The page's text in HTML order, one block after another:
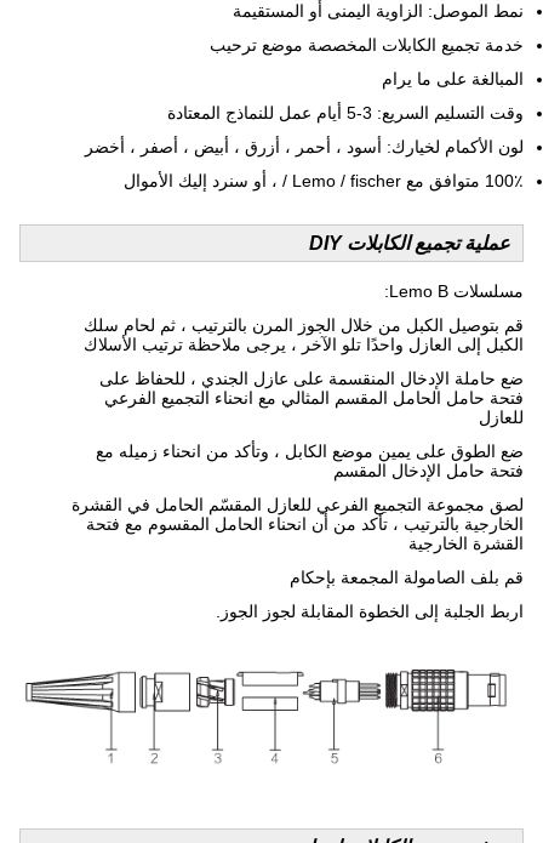
نمط الموصل: الزاوية اليمنى أو المستقيمة
خدمة تجميع الكابلات المخصصة موضع ترحيب
المبالغة على ما يرام
وقت التسليم السريع: 3-5 أيام عمل للنماذج المعتادة
لون الأكمام لخيارك: أسود ، أحمر ، أزرق ، أبيض ، أصفر ، أخضر
100٪ متوافق مع Lemo / fischer / ، أو سنرد إليك الأموال
عملية تجميع الكابلات DIY
مسلسلات Lemo B:
قم بتوصيل الكبل من خلال الجوز المرن بالترتيب ، ثم لحام سلك
الكبل إلى العازل واحدًا تلو الآخر ، يرجى ملاحظة ترتيب الأسلاك
ضع حاملة الإدخال المنقسمة على عازل الجندي ، للحفاظ على
فتحة حامل الحامل المقسم المثالي مع انحناء التجميع الفرعي
للعازل
ضع الطوق على يمين موضع الكابل ، وتأكد من انحناء زميله مع
فتحة حامل الإدخال المقسم
لصق مجموعة التجميع الفرعي للعازل المقسّم الحامل في القشرة
الخارجية بالترتيب ، تأكد من أن انحناء الحامل المقسوم مع فتحة
القشرة الخارجية
قم بلف الصامولة المجمعة بإحكام
اربط الجلبة إلى الخطوة المقابلة لجوز الجوز.